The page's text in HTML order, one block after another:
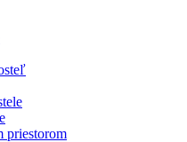
priestorom